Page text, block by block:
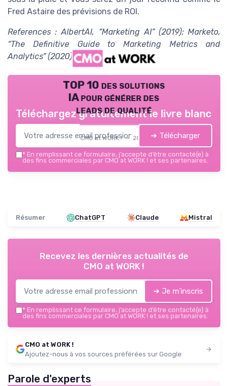
Fred Astaire des prévisions de ROI.
References : AlbertAI, “Marketing AI” (2019); Marketo,
“The Definitive Guide to Marketing Metrics and
Analytics” (2020).
TOP 10 des solutions
IA pour générer des
leads de qualité
CMO at WORK ! — 2026
Téléchargez gratuitement le livre blanc
➔ Télécharger
* En remplissant ce formulaire, j’accepte d’être contacté(e) à
des fins commerciales par CMO at WORK ! et ses partenaires.
Résumer ChatGPT Claude Mistral
Recevez les dernières actualités de
CMO at WORK !
➔ Je m'inscris
* En remplissant ce formulaire, j’accepte d’être contacté(e) à
des fins commerciales par CMO at WORK ! et ses partenaires.
CMO at WORK !
Ajoutez-nous à vos sources préférées sur Google
Parole d'experts